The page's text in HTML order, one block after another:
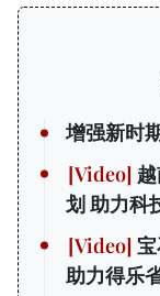
增强新时
划 助力科
助力得乐